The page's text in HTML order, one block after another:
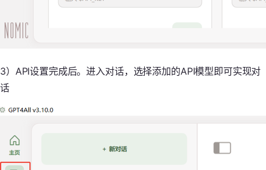
3）API设置完成后。进入对话，选择添加的API模型即可实现对
话